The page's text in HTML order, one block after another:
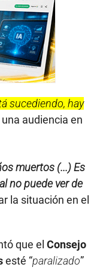
sucediendo, hay
audiencia en
muertos (...) Es
no puede ver de
la situación en el
que el Consejo
esté “paralizado”